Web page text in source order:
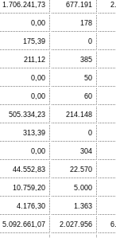
1.706.241,73 677.191
0,00 178
175,39 0
211,12 385
0,00 50
0,00 60
505.334,23 214.148
313,39 0
0,00 304
44.552,83 22.570
10.759,20 5.000
4.176,30 1.363
5.092.661,07 2.027.956